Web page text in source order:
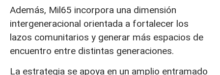
Además, Mil65 incorpora una dimensión
intergeneracional orientada a fortalecer los
lazos comunitarios y generar más espacios de
encuentro entre distintas generaciones.
La estrategia se apoya en un amplio entramado